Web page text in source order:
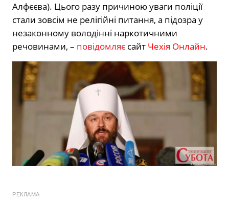
Алфєєва). Цього разу причиною уваги поліції
стали зовсім не релігійні питання, а підозра у
незаконному володінні наркотичними
речовинами, – повідомляє сайт Чехія Онлайн.
РЕКЛАМА